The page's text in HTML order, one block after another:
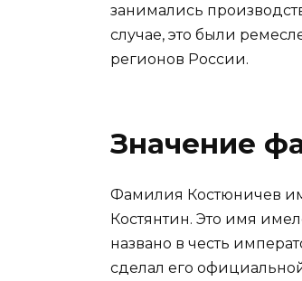
занимались
случае, это были
регионов России.
Значение
Фамилия Костюничев
Костянтин. Это имя
названо в честь
сделал его